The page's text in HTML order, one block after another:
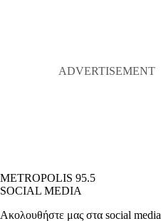
METROPOLIS 95.5
SOCIAL MEDIA
Ακολουθήστε μας στα social media